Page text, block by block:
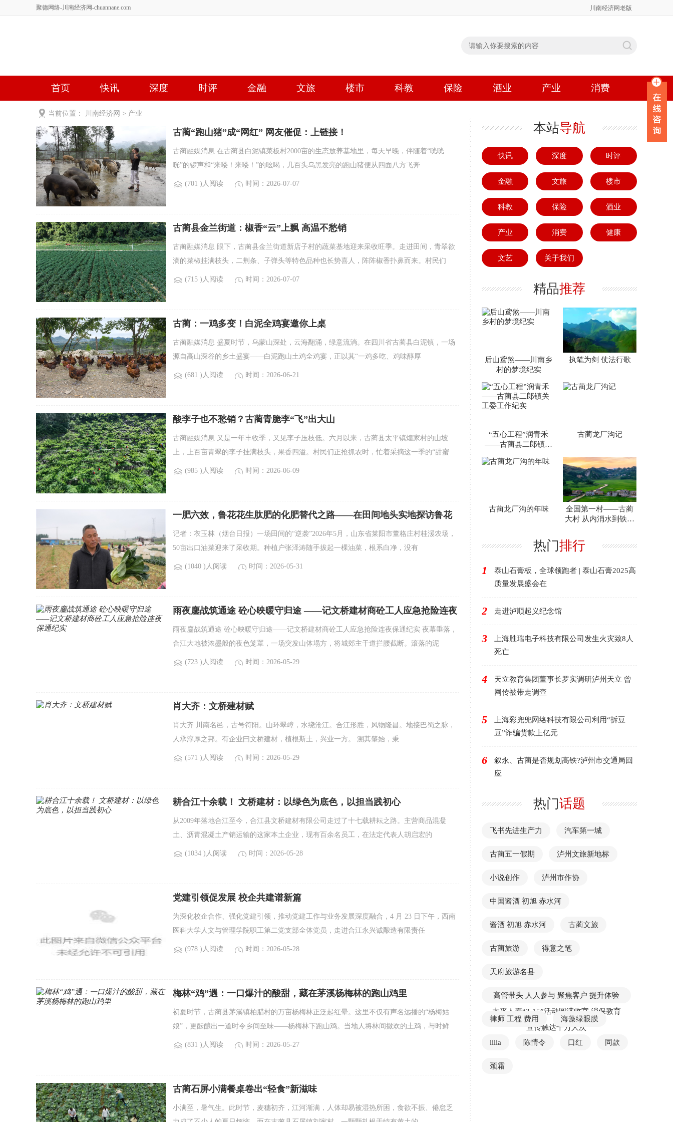
聚德网络-川南经济网-chuannane.com 川南经济网老版
首页 快讯 深度 时评 金融 文旅 楼市 科教 保险 酒业 产业 消费
健康 文艺
当前位置： 川南经济网 > 产业
古蔺“跑山猪”成“网红” 网友催促：上链接！
古蔺融媒消息 在古蔺县白泥镇菜板村2000亩的生态放养基地里，每天早晚，伴随着“咣咣
咣”的锣声和“来喽！来喽！”的吆喝，几百头乌黑发亮的跑山猪便从四面八方飞奔
(701 )人阅读 时间：2026-07-07
古蔺县金兰街道：椒香“云”上飘 高温不愁销
古蔺融媒消息 眼下，古蔺县金兰街道新店子村的蔬菜基地迎来采收旺季。走进田间，青翠欲
滴的菜椒挂满枝头，二荆条、子弹头等特色品种也长势喜人，阵阵椒香扑鼻而来。村民们
(715 )人阅读 时间：2026-07-07
古蔺：一鸡多变！白泥全鸡宴邀你上桌
古蔺融媒消息 盛夏时节，乌蒙山深处，云海翻涌，绿意流淌。在四川省古蔺县白泥镇，一场
源自高山深谷的乡土盛宴——白泥跑山土鸡全鸡宴，正以其“一鸡多吃、鸡味醇厚
(681 )人阅读 时间：2026-06-21
酸李子也不愁销？古蔺青脆李“飞”出大山
古蔺融媒消息 又是一年丰收季，又见李子压枝低。六月以来，古蔺县太平镇煌家村的山坡
上，上百亩青翠的李子挂满枝头，果香四溢。村民们正抢抓农时，忙着采摘这一季的“甜蜜
(985 )人阅读 时间：2026-06-09
一肥六效，鲁花花生肽肥的化肥替代之路——在田间地头实地探访鲁花
记者：衣玉林（烟台日报）一场田间的“逆袭”2026年5月，山东省莱阳市董格庄村桂湲农场，
50亩出口油菜迎来了采收期。种植户张泽涛随手拔起一棵油菜，根系白净，没有
(1040 )人阅读 时间：2026-05-31
雨夜鏖战筑通途 砼心映暖守归途 ——记文桥建材商砼工人应急抢险连夜
雨夜鏖战筑通途 砼心映暖守归途——记文桥建材商砼工人应急抢险连夜保通纪实 夜幕垂落，
合江大地被浓墨般的夜色笼罩，一场突发山体塌方，将城郊主干道拦腰截断。滚落的泥
(723 )人阅读 时间：2026-05-29
肖大齐：文桥建材赋
肖大齐 川南名邑，古号符阳。山环翠嶂，水绕沧江。合江形胜，风物隆昌。地接巴蜀之脉，
人承淳厚之邦。有企业曰文桥建材，植根斯土，兴业一方。 溯其肇始，秉
(571 )人阅读 时间：2026-05-29
耕合江十余载！ 文桥建材：以绿色为底色，以担当践初心
从2009年落地合江至今，合江县文桥建材有限公司走过了十七载耕耘之路。主营商品混凝
土、沥青混凝土产销运输的这家本土企业，现有百余名员工，在法定代表人胡启宏的
(1034 )人阅读 时间：2026-05-28
党建引领促发展 校企共建谱新篇
为深化校企合作、强化党建引领，推动党建工作与业务发展深度融合，4 月 23 日下午，西南
医科大学人文与管理学院职工第二党支部全体党员，走进合江永兴诚酿造有限责任
(978 )人阅读 时间：2026-05-28
梅林“鸡”遇：一口爆汁的酸甜，藏在茅溪杨梅林的跑山鸡里
初夏时节，古蔺县茅溪镇柏腊村的万亩杨梅林正泛起红晕。这里不仅有声名远播的“杨梅姑
娘”，更酝酿出一道时令乡间至味——杨梅林下跑山鸡。当地人将林间撒欢的土鸡，与时鲜
(831 )人阅读 时间：2026-05-27
古蔺石屏小满餐桌卷出“轻食”新滋味
小满至，暑气生。此时节，麦穗初齐，江河渐满，人体却易被湿热所困，食欲不振、倦怠乏
本站导航
快讯 深度 时评
金融 文旅 楼市
科教 保险 酒业
产业 消费 健康
文艺 关于我们
精品推荐
后山鸢煞——川南乡
村的梦境纪实
执笔为剑 仗法行歌
“五心工程”润青禾
——古蔺县二郎镇关
古蔺龙厂沟记
古蔺龙厂沟的年味
全国第一村——古蔺
大村 从内消水到铁路
热门排行
1
泰山石膏板，全球领跑者 | 泰山石膏2025高
质量发展盛会在
2 走进泸顺起义纪念馆
3
上海胜瑞电子科技有限公司发生火灾致8人
死亡
4
天立教育集团董事长罗实调研泸州天立 曾
网传被带走调查
5
上海彩兜兜网络科技有限公司利用“拆豆
豆”诈骗货款上亿元
6
叙永、古蔺是否规划高铁?泸州市交通局回
应
热门话题
飞书先进生产力 汽车第一城
古蔺五一假期 泸州文旅新地标
小说创作 泸州市作协
中国酱酒 初旭 赤水河
酱酒 初旭 赤水河 古蔺文旅
古蔺旅游 得意之笔
天府旅游名县
高管带头 人人参与 聚焦客户 提升体验
太平人寿“3·15”活动圆满收官 消保教育
宣传触达千万人次
律师 工程 费用 海藻绿眼膜
lilia 陈情令 口红 同款
颈霜